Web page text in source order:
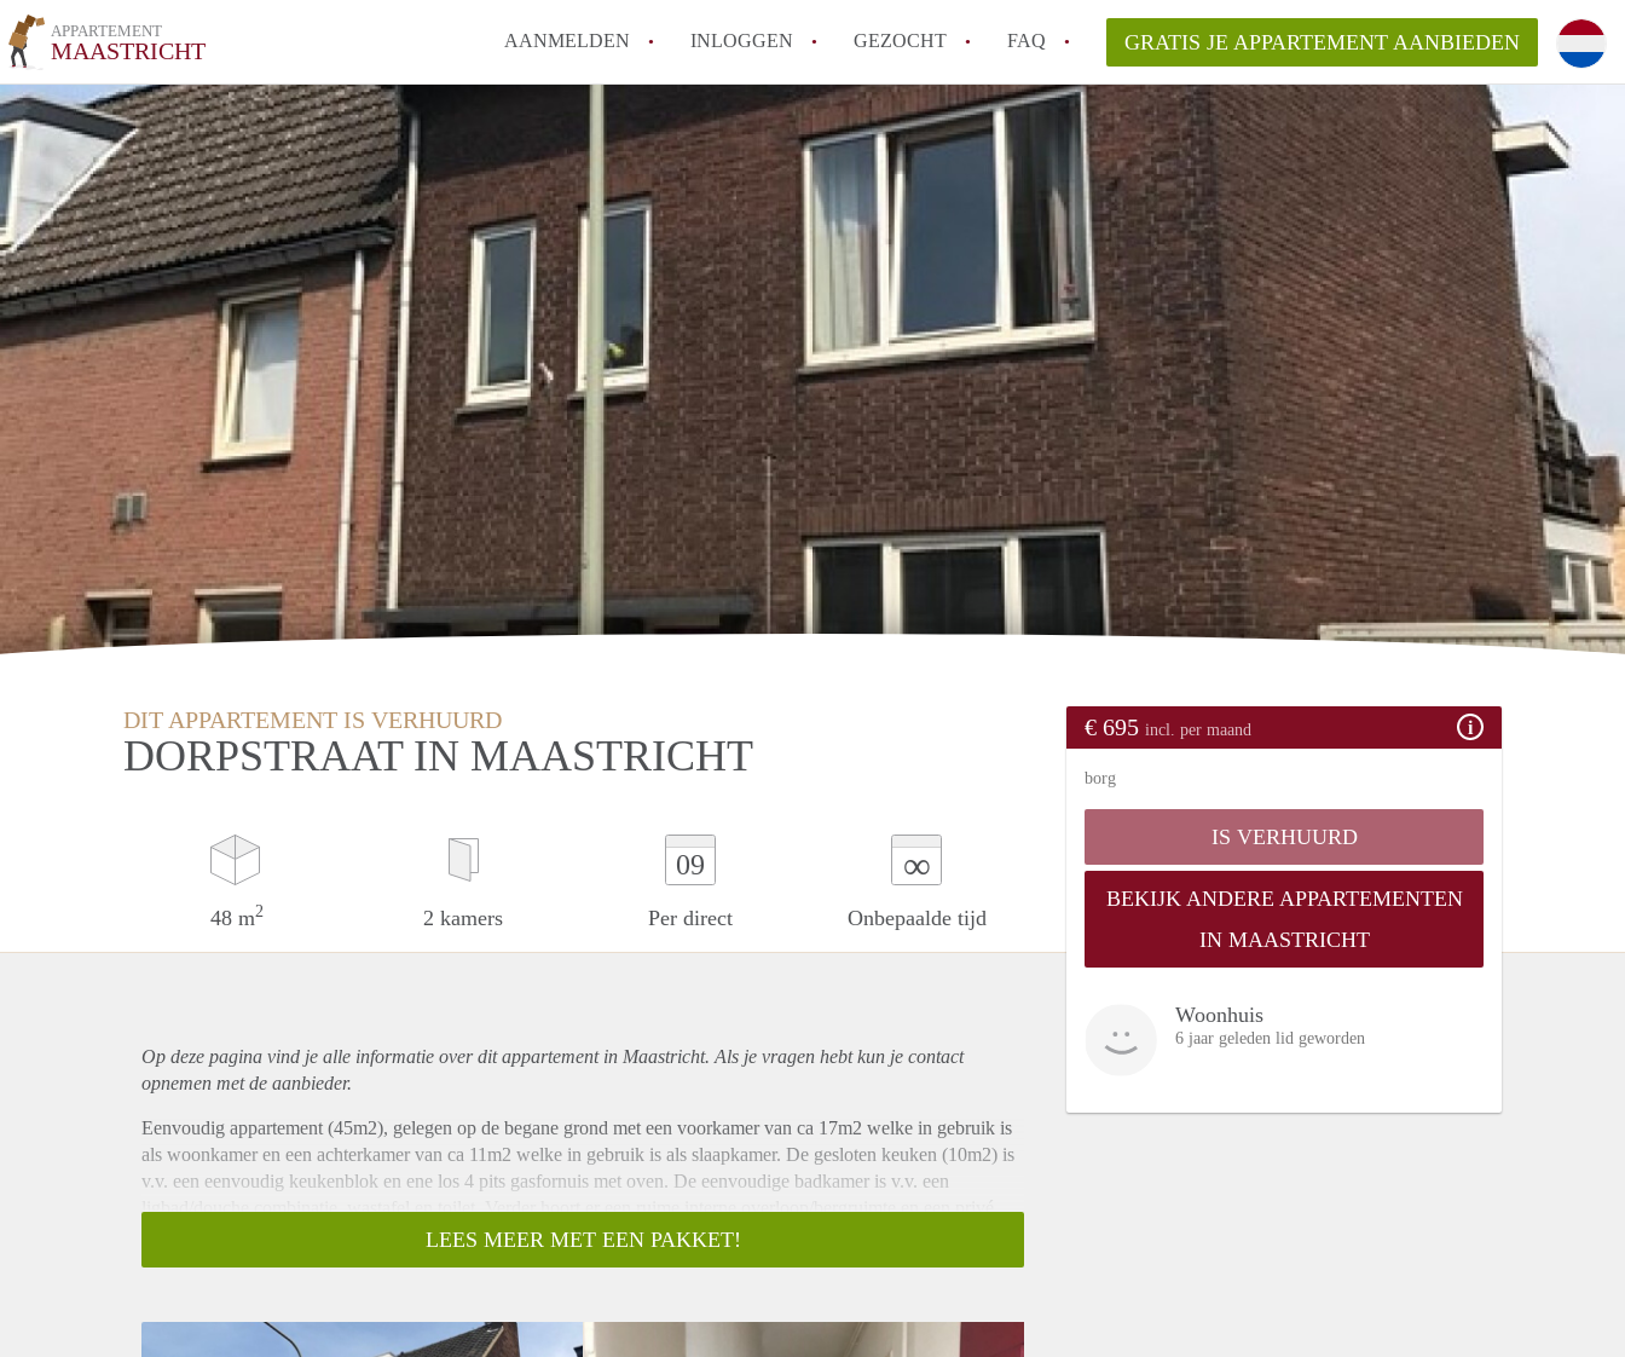
APPARTEMENT
MAASTRICHT AANMELDEN INLOGGEN GEZOCHT FAQ
How to translate AppartementMaastricht!
Wat is AppartementMaastricht?
Hoeveel kost het om te reageren op een Appartement in Maastricht?
Wat is de privacyverklaring van AppartementMaastricht?
Berekent AppartementMaastricht
makelaarsvergoeding/bemiddelingsvergoeding?
Alle veelgestelde vragen
GRATIS JE APPARTEMENT AANBIEDEN
DIT APPARTEMENT IS VERHUURD
DORPSTRAAT IN MAASTRICHT
48 m2 2 kamers
09
Per direct
∞
Onbepaalde tijd
€ 695 incl. per maand
borg
IS VERHUURD
BEKIJK ANDERE APPARTEMENTEN
IN MAASTRICHT
Woonhuis
6 jaar geleden lid geworden
Op deze pagina vind je alle informatie over ditappartementin Maastricht. Als je vragen hebt kun je contact
opnemen met de aanbieder.
Eenvoudig appartement (45m2), gelegen op de begane grond met een voorkamer van ca 17m2 welke in gebruik is
als woonkamer en een achterkamer van ca 11m2 welke in gebruik is als slaapkamer. De gesloten keuken (10m2) is
v.v. een eenvoudig keukenblok en ene los 4 pits gasfornuis met oven. De eenvoudige badkamer is v.v. een
ligbad/douche combinatie, wastafel en toilet. Verder hoort er een ruime interne overloop/bergruimte en een privé
Huurprijs incl. water en excl. gas en elektra bedraagt € 695,- per maand. Borgsom gelijk aan 1 maand huur.
LEES MEER MET EEN PAKKET!